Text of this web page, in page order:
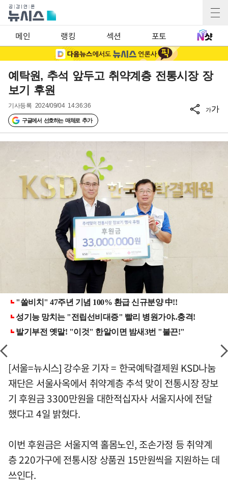
메인 랭킹 섹션 포토
예탁원, 추석 앞두고 취약계층 전통시장 장
보기 후원
기사등록 2024/09/04 14:36:36
구글에서 선호하는 매체로 추가
가가
[서울=뉴시스] 강수윤 기자 = 한국예탁결제원 KSD나눔
재단은 서울사옥에서 취약계층 추석 맞이 전통시장 장보
기 후원금 3300만원을 대한적십자사 서울지사에 전달
했다고 4일 밝혔다.
이번 후원금은 서울지역 홀몸노인, 조손가정 등 취약계
층 220가구에 전통시장 상품권 15만원씩을 지원하는 데
쓰인다.